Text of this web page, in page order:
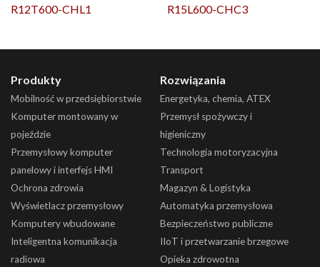
R12T600-CHL1 R15L600-CHC3
Produkty
Mobilność w przedsiębiorstwie
Komputer montowany w
pojeździe
Przemysłowy komputer
panelowy i interfejs HMI
Ochrona zdrowia
Wyświetlacz przemysłowy
Komputery wbudowane
Inteligentna komunikacja
radiowa
Rozwiązania
Energetyka, chemia, ATEX
Przemysł spożywczy i
higieniczny
Technologia motoryzacyjna
Transport
Magazyn & Logistyka
Automatyka przemysłowa
Bezpieczeństwo publiczne
IIoT i przetwarzanie brzegowe
Opieka zdrowotna